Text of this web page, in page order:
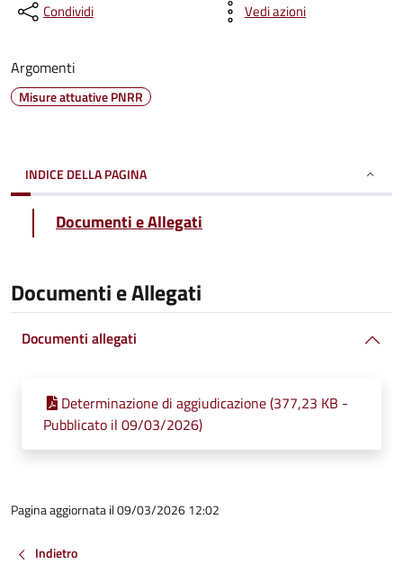
Condividi Vedi azioni
Argomenti
Misure attuative PNRR
INDICE DELLA PAGINA
Documenti e Allegati
Documenti e Allegati
Documenti allegati
Determinazione di aggiudicazione (377,23 KB -
Pubblicato il 09/03/2026)
Pagina aggiornata il 09/03/2026 12:02
Indietro